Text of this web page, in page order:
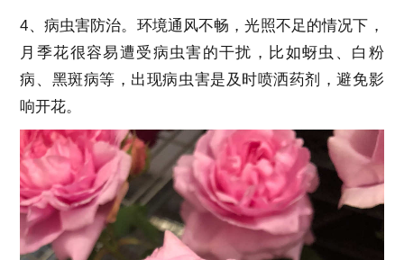
4、病虫害防治。环境通风不畅，光照不足的情况下，
月季花很容易遭受病虫害的干扰，比如蚜虫、白粉
病、黑斑病等，出现病虫害是及时喷洒药剂，避免影
响开花。